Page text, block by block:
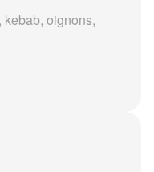
oignons,